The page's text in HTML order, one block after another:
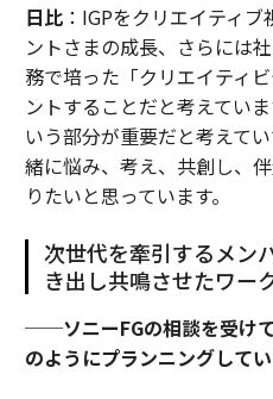
日比：IGPをクリエイティ
ントさまの成長、さらには
務で培った「クリエイティ
ントすることだと考えてい
いう部分が重要だと考えて
緒に悩み、考え、共創し、
りたいと思っています。
次世代を牽引するメン
き出し共鳴させたワー
──ソニーFGの相談を受け
のようにプランニングして